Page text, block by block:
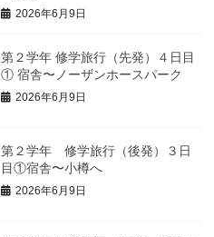
2026年6月9日
第２学年 修学旅行（先発）４日目
① 宿舎〜ノーザンホースパーク
2026年6月9日
第２学年 修学旅行（後発）３日
目①宿舎〜小樽へ
2026年6月9日